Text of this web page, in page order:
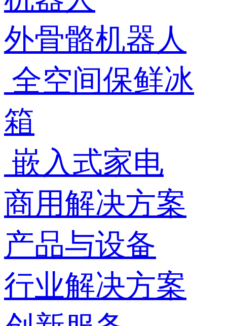
外骨骼机器人
全空间保鲜冰
箱
嵌入式家电
商用解决方案
产品与设备
行业解决方案